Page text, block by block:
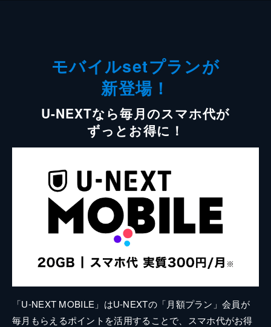
モバイルsetプランが
新登場！
U-NEXTなら毎月のスマホ代が
ずっとお得に！
「U-NEXT MOBILE」はU-NEXTの「月額プラン」会員が
毎月もらえるポイントを活用することで、スマホ代がお得